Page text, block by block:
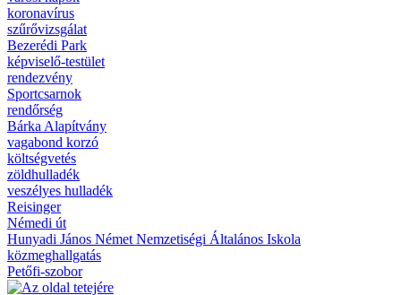
koronavírus
szűrővizsgálat
Bezerédi Park
képviselő-testület
rendezvény
Sportcsarnok
rendőrség
Bárka Alapítvány
vagabond korzó
költségvetés
zöldhulladék
veszélyes hulladék
Reisinger
Némedi út
Hunyadi János Német Nemzetiségi Általános Iskola
közmeghallgatás
Petőfi-szobor